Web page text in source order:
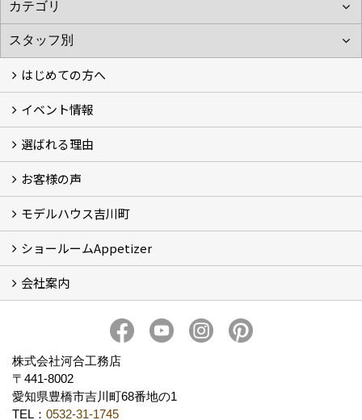
はじめての方へ
フォトギャラリー
性能について
自然素材のお家
オーナー様のおうち訪問
イベント情報
イベント情報
選ばれる理由
5つのやさしさ宣言
3つのプロ宣言
お家づくりスケジュール
お客様の声
お客様の声
モデルハウス吉川町
吉川町モデルハウス
ショールームAppetizer
Appetizer(ショールーム)
Appetizer(レンタルスペース)
会社案内
社長 河合智之の想い
求人情報 Recruit
株式会社河合工務店
〒441-8002
愛知県豊橋市吉川町68番地の1
TEL： 0532-31-1745